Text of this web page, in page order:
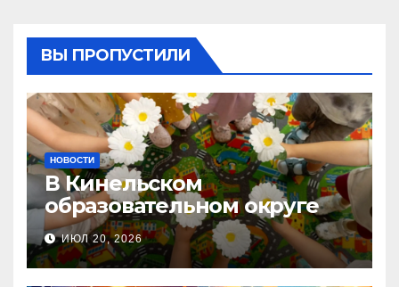
ВЫ ПРОПУСТИЛИ
НОВОСТИ
В Кинельском
образовательном округе
прошла Неделя правовой
помощи, посвящённая Дню
семьи, любви и верности
ИЮЛ 20, 2026